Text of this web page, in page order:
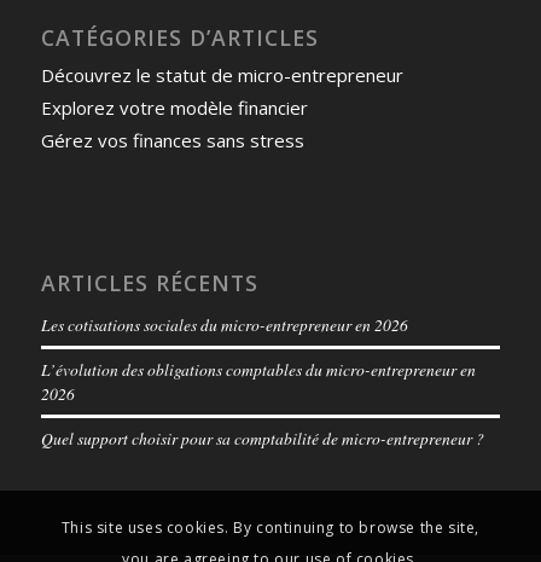
CATÉGORIES D’ARTICLES
Découvrez le statut de micro-entrepreneur
Explorez votre modèle financier
Gérez vos finances sans stress
ARTICLES RÉCENTS
Les cotisations sociales du micro-entrepreneur en 2026
L’évolution des obligations comptables du micro-entrepreneur en
2026
Quel support choisir pour sa comptabilité de micro-entrepreneur ?
This site uses cookies. By continuing to browse the site,